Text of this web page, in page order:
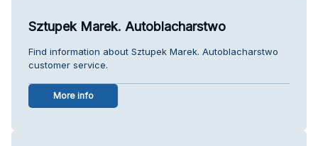
Sztupek Marek. Autoblacharstwo
Find information about Sztupek Marek. Autoblacharstwo
customer service.
More info